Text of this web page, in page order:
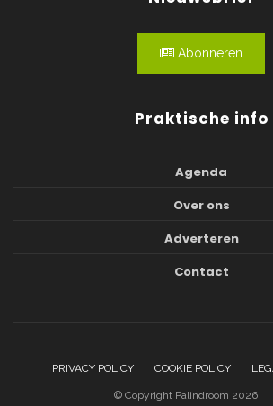
Abonneren
Praktische info
Agenda
Over ons
Adverteren
Contact
PRIVACY POLICY COOKIE POLICY
© Copyright Palindroom 2026